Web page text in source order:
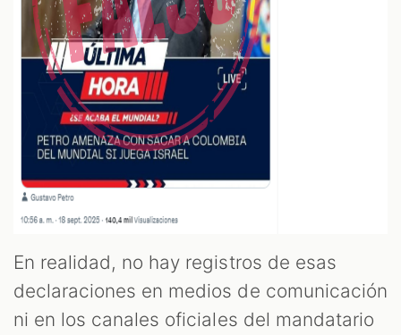
En realidad, no hay registros de esas
declaraciones en medios de comunicación
ni en los canales oficiales del mandatario